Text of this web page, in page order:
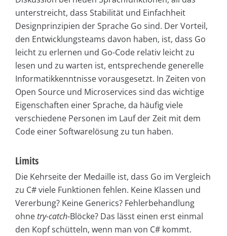
unterstreicht, dass Stabilität und Einfachheit
Designprinzipien der Sprache Go sind. Der Vorteil,
den Entwicklungsteams davon haben, ist, dass Go
leicht zu erlernen und Go-Code relativ leicht zu
lesen und zu warten ist, entsprechende generelle
Informatikkenntnisse vorausgesetzt. In Zeiten von
Open Source und Microservices sind das wichtige
Eigenschaften einer Sprache, da häufig viele
verschiedene Personen im Lauf der Zeit mit dem
Code einer Softwarelösung zu tun haben.
Limits
Die Kehrseite der Medaille ist, dass Go im Vergleich
zu C# viele Funktionen fehlen. Keine Klassen und
Vererbung? Keine Generics? Fehlerbehandlung
ohnetry-catch-Blöcke? Das lässt einen erst einmal
den Kopf schütteln, wenn man von C# kommt.